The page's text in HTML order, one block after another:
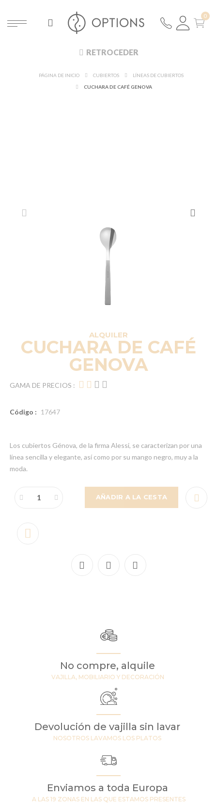
RETROCEDER
PÁGINA DE INICIO CUBIERTOS
LÍNEAS DE CUBIERTOS
CUCHARA DE CAFÉ GENOVA
ALQUILER
CUCHARA DE CAFÉ
GENOVA
GAMA DE PRECIOS :
Código : 17647
Los cubiertos Génova, de la firma Alessi, se caracterizan por una
línea sencilla y elegante, así como por su mango negro, muy a la
moda.
AÑADIR A LA CESTA
No compre, alquile
VAJILLA, MOBILIARIO Y DECORACIÓN
Devolución de vajilla sin lavar
NOSOTROS LAVAMOS LOS PLATOS
Enviamos a toda Europa
A LAS 19 ZONAS EN LAS QUE ESTAMOS PRESENTES